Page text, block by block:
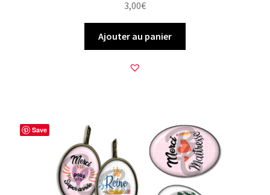
3,00€
Ajouter au panier
Save